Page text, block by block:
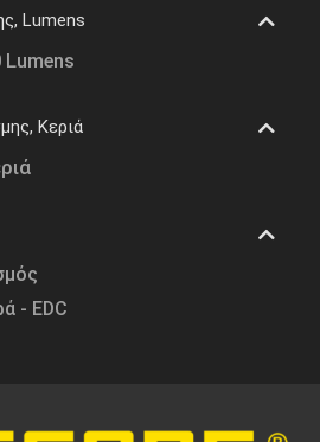
Lumens
Κεριά
- EDC